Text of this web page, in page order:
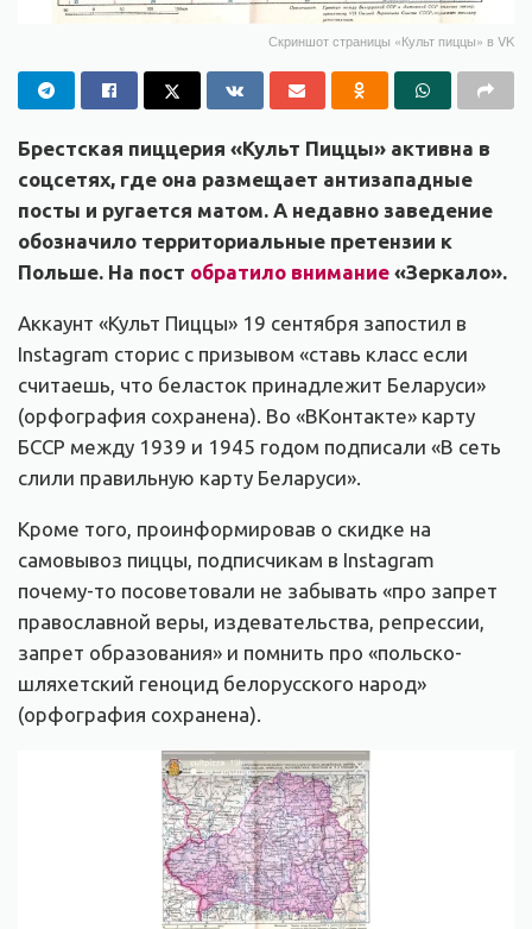
Скриншот страницы «Культ пиццы» в VK
Брестская пиццерия «Культ Пиццы» активна в
соцсетях, где она размещает антизападные
посты и ругается матом. А недавно заведение
обозначило территориальные претензии к
Польше. На пост обратило внимание «Зеркало».
Аккаунт «Культ Пиццы» 19 сентября запостил в
Instagram сторис с призывом «ставь класс если
считаешь, что беласток принадлежит Беларуси»
(орфография сохранена). Во «ВКонтакте» карту
БССР между 1939 и 1945 годом подписали «В сеть
слили правильную карту Беларуси».
Кроме того, проинформировав о скидке на
самовывоз пиццы, подписчикам в Instagram
почему-то посоветовали не забывать «про запрет
православной веры, издевательства, репрессии,
запрет образования» и помнить про «польско-
шляхетский геноцид белорусского народ»
(орфография сохранена).